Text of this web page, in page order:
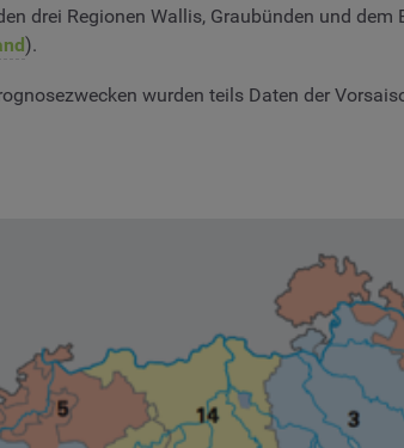
drei Regionen Wallis, Graubünden und
).
wurden teils Daten der